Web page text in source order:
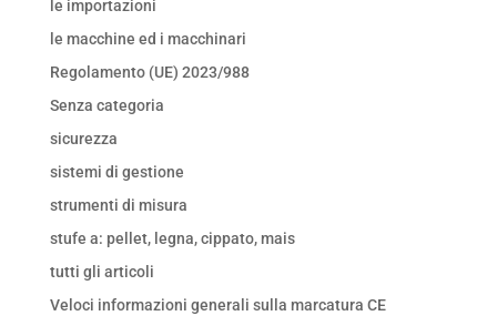
le importazioni
le macchine ed i macchinari
Regolamento (UE) 2023/988
Senza categoria
sicurezza
sistemi di gestione
strumenti di misura
stufe a: pellet, legna, cippato, mais
tutti gli articoli
Veloci informazioni generali sulla marcatura CE